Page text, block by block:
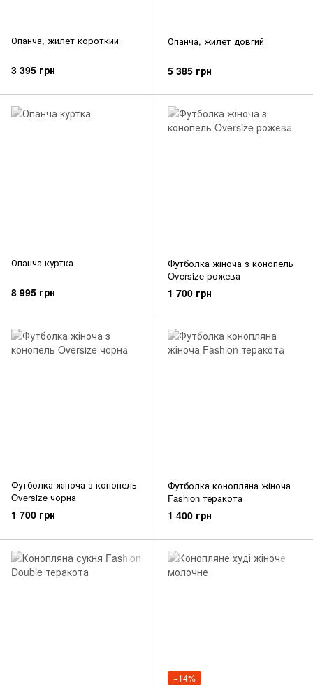
Опанча, жилет короткий
3 395 грн
Опанча, жилет довгий
5 385 грн
Опанча куртка
8 995 грн
Футболка жіноча з конопель
Oversize рожева
1 700 грн
Футболка жіноча з конопель
Oversize чорна
1 700 грн
Футболка конопляна жіноча
Fashion теракота
1 400 грн
−14%